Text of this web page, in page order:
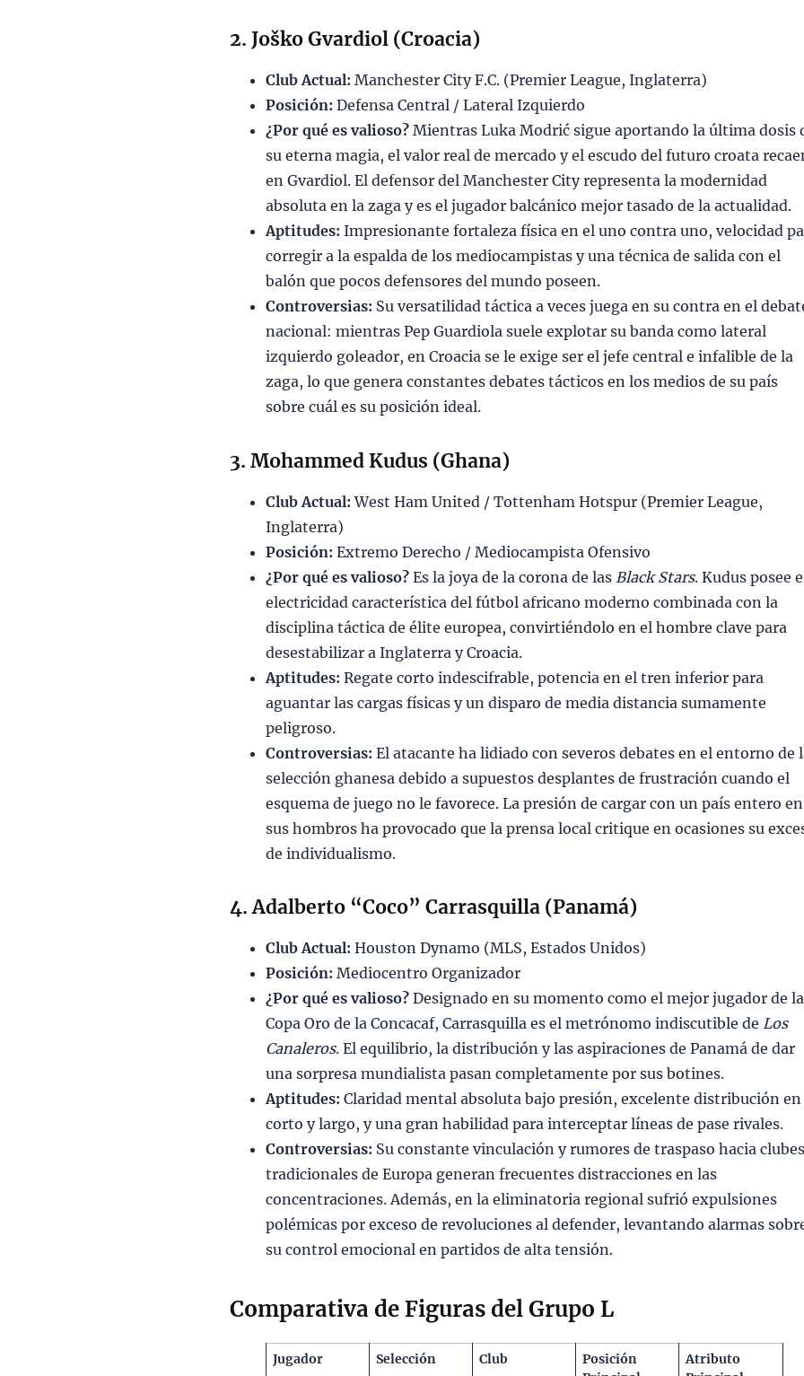
2. Joško Gvardiol (Croacia)
Club Actual: Manchester City F.C. (Premier League, Inglaterra)
Posición: Defensa Central / Lateral Izquierdo
¿Por qué es valioso? Mientras Luka Modrić sigue aportando la última dosis
su eterna magia, el valor real de mercado y el escudo del futuro croata
en Gvardiol. El defensor del Manchester City representa la modernidad
absoluta en la zaga y es el jugador balcánico mejor tasado de la actualidad.
Aptitudes: Impresionante fortaleza física en el uno contra uno, velocidad
corregir a la espalda de los mediocampistas y una técnica de salida con el
balón que pocos defensores del mundo poseen.
Controversias: Su versatilidad táctica a veces juega en su contra en el
nacional: mientras Pep Guardiola suele explotar su banda como lateral
izquierdo goleador, en Croacia se le exige ser el jefe central e infalible de la
zaga, lo que genera constantes debates tácticos en los medios de su país
sobre cuál es su posición ideal.
3. Mohammed Kudus (Ghana)
Club Actual: West Ham United / Tottenham Hotspur (Premier League,
Inglaterra)
Posición: Extremo Derecho / Mediocampista Ofensivo
¿Por qué es valioso? Es la joya de la corona de las Black Stars. Kudus posee
electricidad característica del fútbol africano moderno combinada con la
disciplina táctica de élite europea, convirtiéndolo en el hombre clave para
desestabilizar a Inglaterra y Croacia.
Aptitudes: Regate corto indescifrable, potencia en el tren inferior para
aguantar las cargas físicas y un disparo de media distancia sumamente
peligroso.
Controversias: El atacante ha lidiado con severos debates en el entorno de
selección ghanesa debido a supuestos desplantes de frustración cuando el
esquema de juego no le favorece. La presión de cargar con un país entero en
sus hombros ha provocado que la prensa local critique en ocasiones su
de individualismo.
4. Adalberto “Coco” Carrasquilla (Panamá)
Club Actual: Houston Dynamo (MLS, Estados Unidos)
Posición: Mediocentro Organizador
¿Por qué es valioso? Designado en su momento como el mejor jugador de la
Copa Oro de la Concacaf, Carrasquilla es el metrónomo indiscutible de Los
Canaleros. El equilibrio, la distribución y las aspiraciones de Panamá de dar
una sorpresa mundialista pasan completamente por sus botines.
Aptitudes: Claridad mental absoluta bajo presión, excelente distribución en
corto y largo, y una gran habilidad para interceptar líneas de pase rivales.
Controversias: Su constante vinculación y rumores de traspaso hacia clubes
tradicionales de Europa generan frecuentes distracciones en las
concentraciones. Además, en la eliminatoria regional sufrió expulsiones
polémicas por exceso de revoluciones al defender, levantando alarmas
su control emocional en partidos de alta tensión.
Comparativa de Figuras del Grupo L
Jugador Selección Club
Posición
Atributo